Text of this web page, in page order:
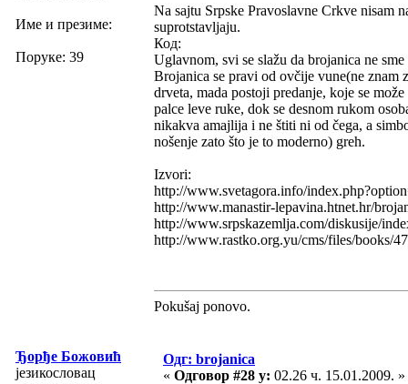
Име и презиме:
Поруке: 39
Na sajtu Srpske Pravoslavne Crkve nisam
suprotstavljaju.
Код:
Uglavnom, svi se slažu da brojanica ne
Brojanica se pravi od ovčije vune(ne znam
drveta, mada postoji predanje, koje se
palce leve ruke, dok se desnom rukom
nikakva amajlija i ne štiti ni od čega, a
nošenje zato što je to moderno) greh.
Izvori:
http://www.svetagora.info/
http://www.manastir-lepavina.htnet.hr/
http://www.srpskazemlja.com/diskusije/
http://www.rastko.org.yu/cms/files/books/
Pokušaj ponovo.
Ђорђе Божовић
језикословац
Одг: brojanica
« Одговор #28 у: 02.26 ч. 15.01.2009. »